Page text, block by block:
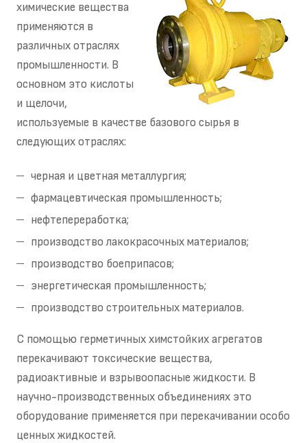
химические вещества
применяются в
различных отраслях
промышленности. В
основном это кислоты
и щелочи,
используемые в качестве базового сырья в
следующих отраслях:
черная и цветная металлургия;
фармацевтическая промышленность;
нефтепереработка;
производство лакокрасочных материалов;
производство боеприпасов;
энергетическая промышленность;
производство строительных материалов.
С помощью герметичных химстойких агрегатов
перекачивают токсические вещества,
радиоактивные и взрывоопасные жидкости. В
научно-производственных объединениях это
оборудование применяется при перекачивании особо
ценных жидкостей.